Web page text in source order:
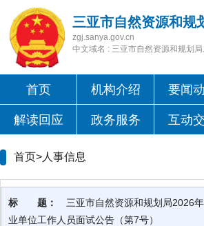
三亚市自然资源和规
zgj.sanya.gov.cn
中文域名 : 三亚市自然资源和规划局
首页 机构介绍 要闻
解读回应 政务服务 互动
首页>人事信息
标 题：
三亚市自然资源和规划局2026
业单位工作人员面试公告（第7号）